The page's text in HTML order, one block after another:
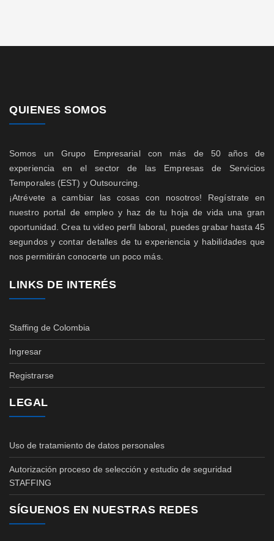
QUIENES SOMOS
Somos un Grupo Empresarial con más de 50 años de
experiencia en el sector de las Empresas de Servicios
Temporales (EST) y Outsourcing.
¡Atrévete a cambiar las cosas con nosotros! Regístrate en
nuestro portal de empleo y haz de tu hoja de vida una gran
oportunidad. Crea tu video perfil laboral, puedes grabar hasta 45
segundos y contar detalles de tu experiencia y habilidades que
nos permitirán conocerte un poco más.
LINKS DE INTERÉS
Staffing de Colombia
Ingresar
Registrarse
LEGAL
Uso de tratamiento de datos personales
Autorización proceso de selección y estudio de seguridad
STAFFING
SÍGUENOS EN NUESTRAS REDES